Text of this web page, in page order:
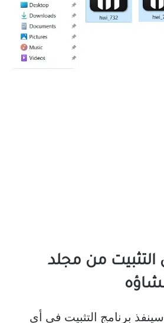
من مجلد
برنامج التثبيت في أي